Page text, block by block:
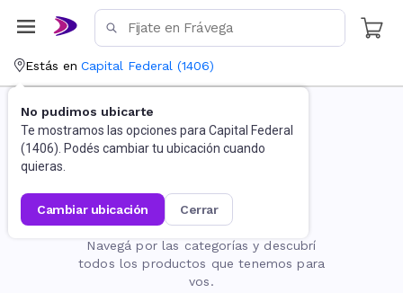
Estás en Capital Federal (1406)
No pudimos ubicarte
Te mostramos las opciones para Capital Federal
(1406). Podés cambiar tu ubicación cuando
quieras.
cambiar ubicación cerrar
La página no existe
Navegá por las categorías y descubrí
todos los productos que tenemos para
vos.